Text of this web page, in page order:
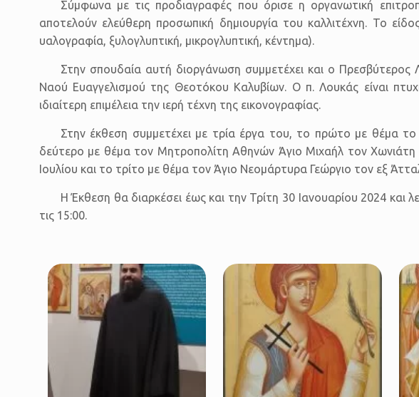
Σύμφωνα με τις προδιαγραφές που όρισε η οργανωτική
αποτελούν ελεύθερη προσωπική δημιουργία του καλλιτέχνη. Το
υαλογραφία, ξυλογλυπτική, μικρογλυπτική, κέντημα).
Στην σπουδαία αυτή διοργάνωση συμμετέχει και ο
Ναού Ευαγγελισμού της Θεοτόκου Καλυβίων. Ο π. Λουκάς είναι
ιδιαίτερη επιμέλεια την ιερή τέχνη της εικονογραφίας.
Στην έκθεση συμμετέχει με τρία έργα του, το πρώτο με θέμα
δεύτερο με θέμα τον Μητροπολίτη Αθηνών Άγιο Μιχαήλ τον Χωνιάτη
Ιουλίου και το τρίτο με θέμα τον Άγιο Νεομάρτυρα Γεώργιο τον εξ
Η Έκθεση θα διαρκέσει έως και την Τρίτη 30 Ιανουαρίου 2024
τις 15:00.